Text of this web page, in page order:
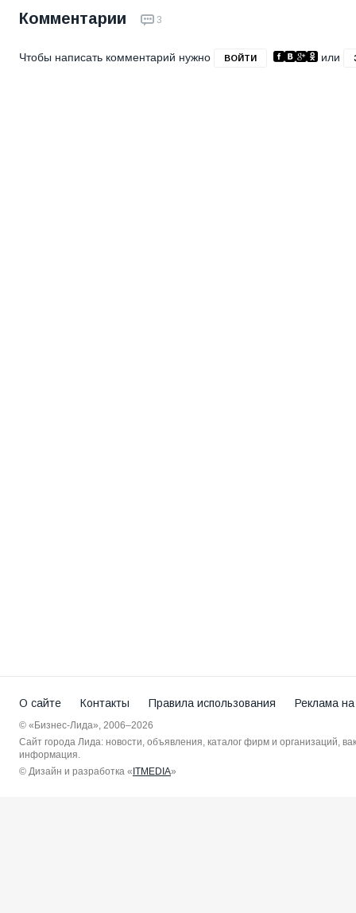
Комментарии 3
Чтобы написать комментарий нужно ВОЙТИ или
О сайте Контакты Правила использования Реклама
© «Бизнес-Лида», 2006–2026
Сайт города Лида: новости, объявления, каталог фирм и организаций,
информация.
© Дизайн и разработка «ITMEDIA»